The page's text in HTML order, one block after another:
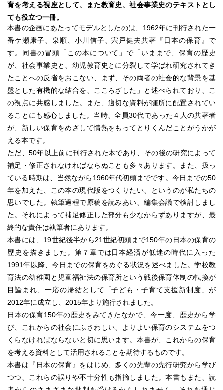
育を考える視座として、また教育史、社会事業史のテキストとし
ても役立つ一冊。
本書の企画にあたってモデルとしたのは、1962年に刊行された一
番ケ瀬康子、泉順、小川信子、宍戸健夫共著『日本の保育』で
す。同書の冒頭「この本について」で「いままで、保育の歴史
が、社会事業史と、幼児教育史とに分裂して学ばれ研究されてき
たことへの反省をおこない、まず、その両者の社会的な背景を基
盤とした有機的な結合を、こころざした」と述べられており、こ
の視点に共感しました。また、適切な資料が随所に配置されてい
ることにも感心しました。当時、全員30代であった４人の共著者
が、新しい保育をめざして情熱をもってとりくんだことがうかが
える本です。
ただ、50年以上前に刊行された本であり、その後の研究によって
補足・修正されなければならぬことも多々あります。また、扱っ
ている時期は、当然ながら1960年代初頭までです。今日までの50
年を加えた、この本の現代版をつくりたい、というのが私たちの
思いでした。執筆過程で原稿を読みあい、編集会議で検討しまし
た。それによって補足修正した部分も少なからずありますが、最
終的な責任は執筆者にあります。
本書には、19世紀後半から21世紀初頭まで150年の日本の保育の
歴史を描きました。第７章では日本経済が低迷の時代に入った
1991年以降、今日までの保育をめぐる状況を述べました。学校教
育法の幼稚園と児童福祉法の保育所という戦後保育体制の転換が
目論まれ、一応の帰結として「子ども・子育て支援新制度」が
2012年に成立し、2015年より施行されました。
日本の保育150年の歴史をみてきたなかで、今一度、歴史から学
び、これからの社会にふさわしい、よりよい保育のシステムをつ
くらなければならないと切に思います。本書が、これからの保育
を考える資料として活用されることを期待するものです。
本書は『日本の保育』をはじめ、多くの先輩の先行研究から学び
つつ、これらの誤りや不十分性も指摘しました。本書もまた、読